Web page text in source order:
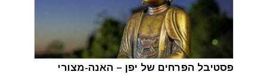
פסטיבל הפרחים של יפן – האנה-מצורי